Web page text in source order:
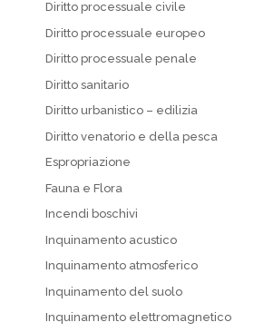
Diritto processuale civile
Diritto processuale europeo
Diritto processuale penale
Diritto sanitario
Diritto urbanistico – edilizia
Diritto venatorio e della pesca
Espropriazione
Fauna e Flora
Incendi boschivi
Inquinamento acustico
Inquinamento atmosferico
Inquinamento del suolo
Inquinamento elettromagnetico